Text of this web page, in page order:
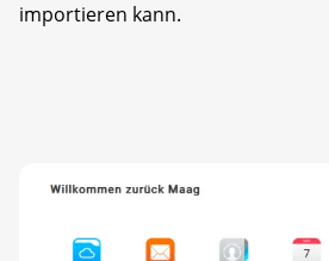
importieren kann.